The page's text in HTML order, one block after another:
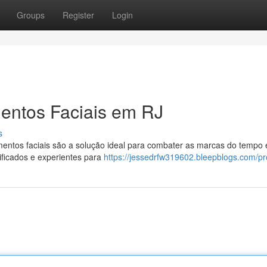
Groups Register Login
Faciais em RJ
faciais são a solução ideal para combater as marcas do tempo
e experientes para https://jessedrfw319602.bleepblogs.com/